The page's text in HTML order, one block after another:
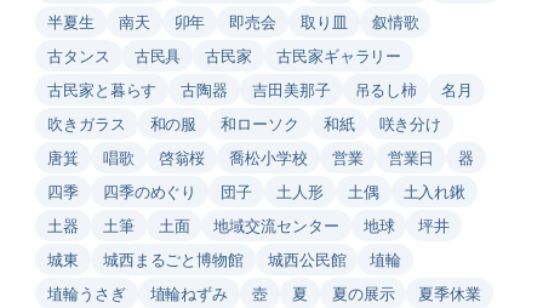
半夏生
南天 卯年 即売会 取り皿
叙情歌
古タンス
古民具 古民家
古民家ギャラリー
古民家と暮らす
古陶器 吉田美那子 吊るし柿
名月
吹きガラス
和の服 和ローソク 和紙
咲き分け
唐箕
唱歌 啓翁桜 喬松小学校 営業 営業日
器
四季
四季のめぐり 団子 土人形 土偶
土入れ鍬
土器
土筆 土面 地域交流センター 地球
坪井
城東
城西まるごと博物館 城西公民館
埴輪
埴輪うさぎ
埴輪ねずみ 壺 夏 夏の展示
夏季休業